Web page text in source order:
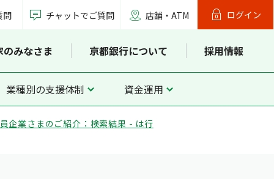
問 チャットでご質問 店舗・ATM ログイン
みなさま 京都銀行について 採用情報
業種別の支援体制 資金運用
企業さまのご紹介：検索結果 - は行